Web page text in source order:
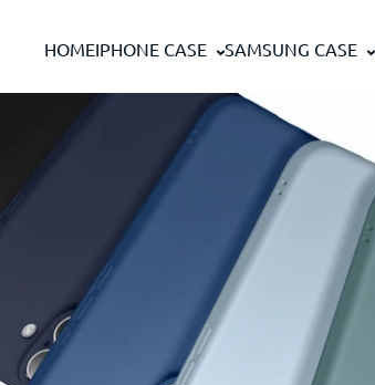
HOMEIPHONE CASE SAMSUNG CASE